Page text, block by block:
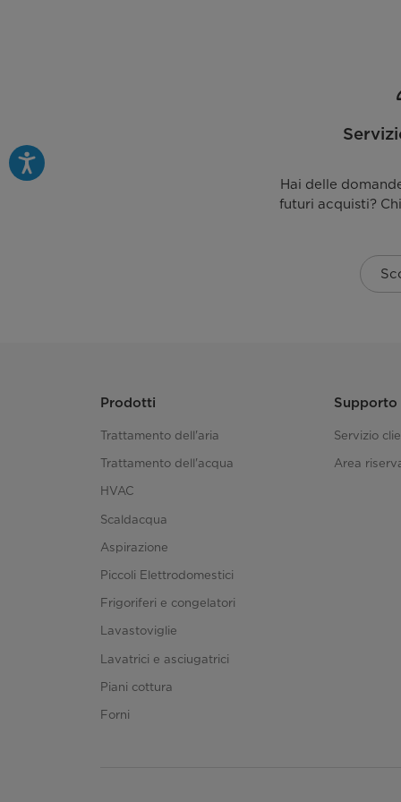
Dimensioni Lorde (L x P x A)
Hai delle
futuri acquisti?
Prodotti
Trattamento dell'aria
Trattamento dell'acqua
HVAC
Scaldacqua
Aspirazione
Piccoli Elettrodomestici
Frigoriferi e congelatori
Lavastoviglie
Lavatrici e asciugatrici
Piani cottura
Forni
Supporto
Servizio
Area